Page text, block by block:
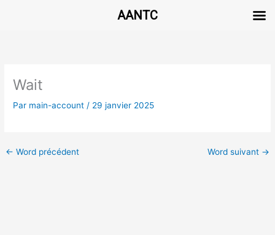
Wait
Par main-account/ 29 janvier 2025
← Word précédent Word suivant →
AANTC